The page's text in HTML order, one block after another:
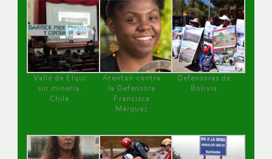
Valle de Elqui
sin minería.
Chile
Atentan contra
la Defensora
Francisca
Márquez
Defensoras de
Bolivia